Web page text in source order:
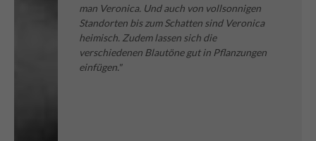
man Veronica. Und auch von vollsonnigen
Standorten bis zum Schatten sind Veronica
heimisch. Zudem lassen sich die
verschiedenen Blautöne gut in Pflanzungen
einfügen."